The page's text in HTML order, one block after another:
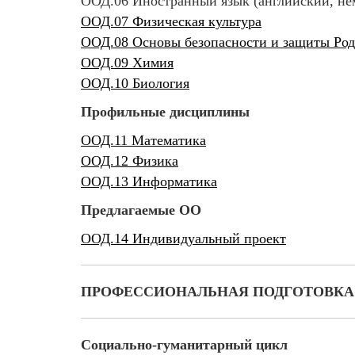
ООД.07 Физическая культура
ООД.08 Основы безопасности и защиты
ООД.09 Химия
ООД.10 Биология
Профильные дисциплины
ООД.11 Математика
ООД.12 Физика
ООД.13 Информатика
Предлагаемые ОО
ООД.14 Индивидуальный проект
ПРОФЕССИОНАЛЬНАЯ ПОДГОТОВКА
Социально-гуманитарный цикл